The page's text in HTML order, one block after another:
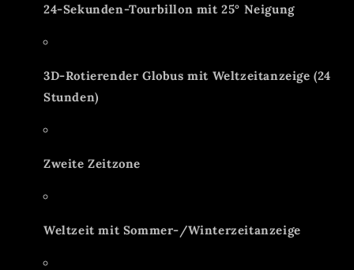
24-Sekunden-Tourbillon mit 25° Neigung
3D-Rotierender Globus mit Weltzeitanzeige (24
Stunden)
Zweite Zeitzone
Weltzeit mit Sommer-/Winterzeitanzeige